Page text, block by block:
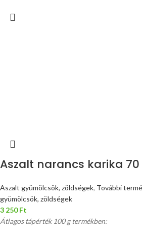
Aszalt narancs karika 70
Aszalt gyümölcsök, zöldségek, További
gyümölcsök, zöldségek
3 250Ft
Átlagos tápérték 100 g termékben: